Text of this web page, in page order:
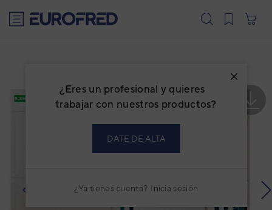
¿Eres un profesional y quieres
trabajar con nuestros productos?
DATE DE ALTA
¿Ya tienes cuenta? Inicia sesión